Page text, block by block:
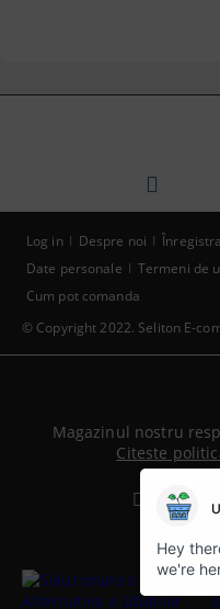
© Copyright 2022. Seliton E-
Log in Despre noi
Date personale
Termeni de
Cum pot comanda
Magazinul nostru
Citeste